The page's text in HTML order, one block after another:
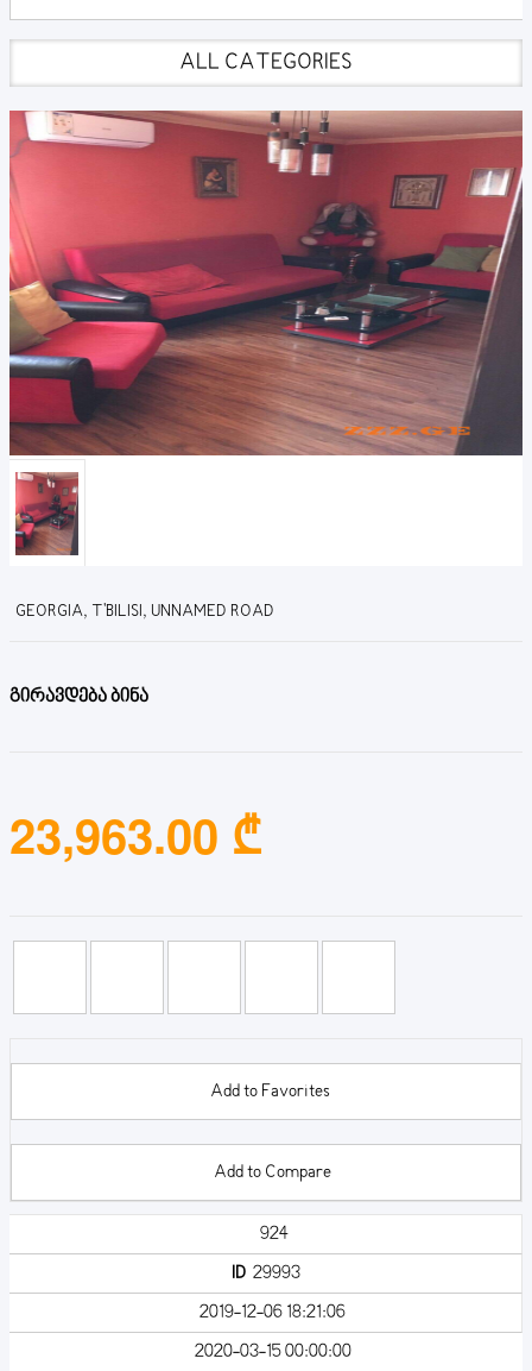
ALL CATEGORIES
GEORGIA, T'BILISI, UNNAMED ROAD
გირავდება ბინა
23,963.00 ₾
Add to Favorites
Add to Compare
924
ID29993
2019-12-06 18:21:06
2020-03-15 00:00:00